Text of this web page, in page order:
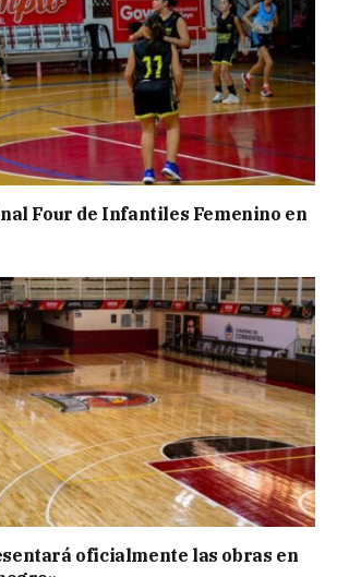
Four de Infantiles Femenino en
oficialmente las obras en